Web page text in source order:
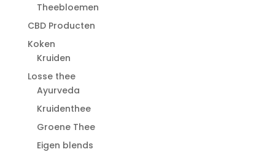
Theebloemen
CBD Producten
Koken
Kruiden
Losse thee
Ayurveda
Kruidenthee
Groene Thee
Eigen blends